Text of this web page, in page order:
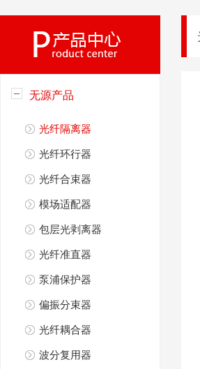
无源产品
光纤隔离器
光纤环行器
光纤合束器
模场适配器
包层光剥离器
光纤准直器
泵浦保护器
偏振分束器
光纤耦合器
波分复用器